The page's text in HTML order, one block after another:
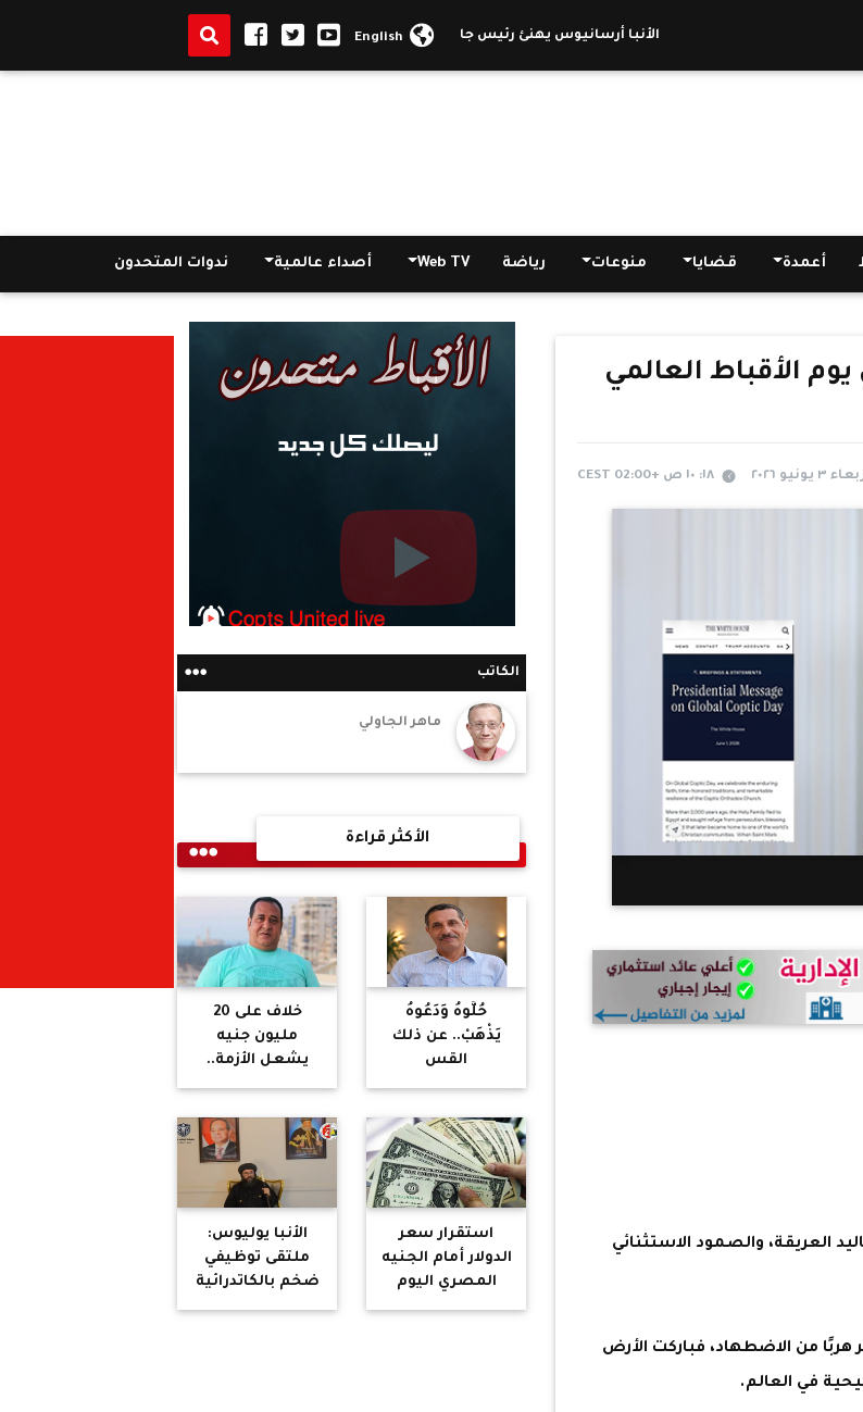
الأنبا أرسانيوس يهنئ رئيس جامعة الوادى الجديد بعيد الأضحى ويشيد بالدور العلمي والوطني للجامعة
English
أعمدة قضايا منوعات رياضة Web TV أصداء عالمية ندوات المتحدون
الأقباط العالمي
٣ يونيو ٢٠٢٦ ١٨: ١٠ ص +02:00 CEST
العريقة، والصمود الاستثنائي
هربًا من الاضطهاد، فباركت الأرض
في العالم.
الكاتب
ماهر الجاولي
الأكثر قراءة
حُلُّوهُ وَدَعُوهُ
يَذْهَبْ.. عن ذلك
القس
"البروتستانتي"
خلاف على 20
مليون جنيه
يشعل الأزمة..
القصة الكاملة
نخنوخ وأحمد
الحداد
استقرار سعر
الدولار أمام الجنيه
المصري اليوم
الأنبا يوليوس:
ملتقى توظيفي
ضخم بالكاتدرائية